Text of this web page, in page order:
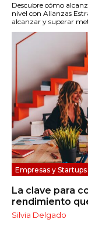
Descubre cómo
nivel con Alianzas
alcanzar y superar
Empresas y
La clave para
rendimiento
Silvia Delgado